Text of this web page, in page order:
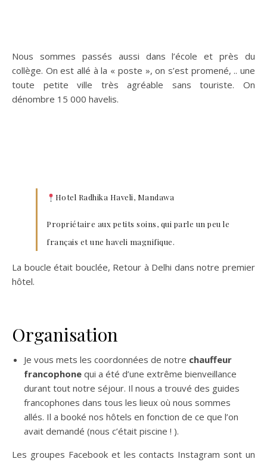
Nous sommes passés aussi dans l’école et près du
collège. On est allé à la « poste », on s’est promené, .. une
toute petite ville très agréable sans touriste. On
dénombre 15 000 havelis.
Hotel Radhika Haveli, Mandawa
Propriétaire aux petits soins, qui parle un peu le
français et une haveli magnifique.
La boucle était bouclée, Retour à Delhi dans notre premier
hôtel.
Organisation
Je vous mets les coordonnées de notre chauffeur
francophone qui a été d’une extrême bienveillance
durant tout notre séjour. Il nous a trouvé des guides
francophones dans tous les lieux où nous sommes
allés. Il a booké nos hôtels en fonction de ce que l’on
avait demandé (nous c’était piscine ! ).
Les groupes Facebook et les contacts Instagram sont un